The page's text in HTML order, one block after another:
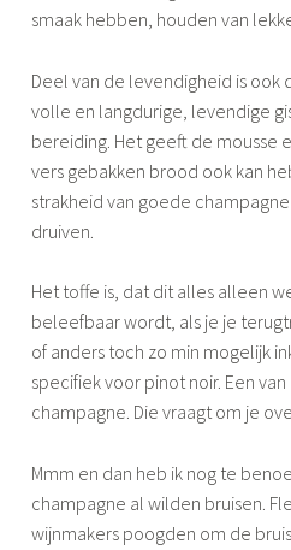
smaak hebben, houden van
Deel van de levendigheid is ook
volle en langdurige, levendige
bereiding. Het geeft de mousse
vers gebakken brood ook kan
strakheid van goede
druiven.
Het toffe is, dat dit alles alleen
beleefbaar wordt, als je je
of anders toch zo min mogelijk
specifiek voor pinot noir. Een
champagne. Die vraagt om je
Mmm en dan heb ik nog te
champagne al wilden bruisen.
wijnmakers poogden om de